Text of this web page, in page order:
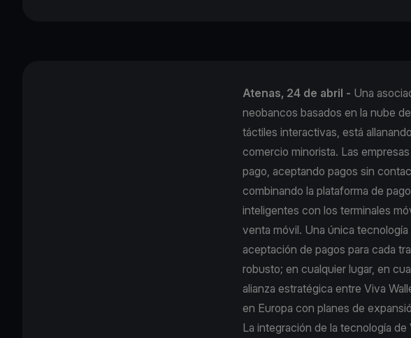
Atenas, 24 de abril - Una
neobancos basados en la nube
táctiles interactivas, está
comercio minorista. Las
pago, aceptando pagos sin
combinando la plataforma de
inteligentes con los terminales
venta móvil. Una única
aceptación de pagos para cada
robusto; en cualquier lugar, en
alianza estratégica entre Viva
en Europa con planes de
La integración de la tecnología